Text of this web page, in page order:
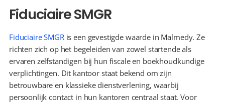
Fiduciaire SMGR
Fiduciaire SMGR is een gevestigde waarde in Malmedy. Ze
richten zich op het begeleiden van zowel startende als
ervaren zelfstandigen bij hun fiscale en boekhoudkundige
verplichtingen. Dit kantoor staat bekend om zijn
betrouwbare en klassieke dienstverlening, waarbij
persoonlijk contact in hun kantoren centraal staat. Voor